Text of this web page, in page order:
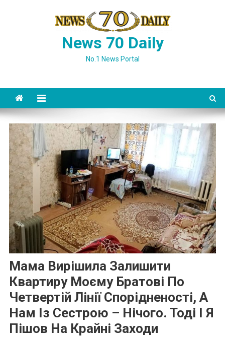
News 70 Daily
No.1 News Portal
Мама Вирішила Залишити
Квартиру Моєму Братові По
Четвертій Лінії Спорідненості, А
Нам Із Сестрою – Нічого. Тоді І Я
Пішов На Крайні Заходи